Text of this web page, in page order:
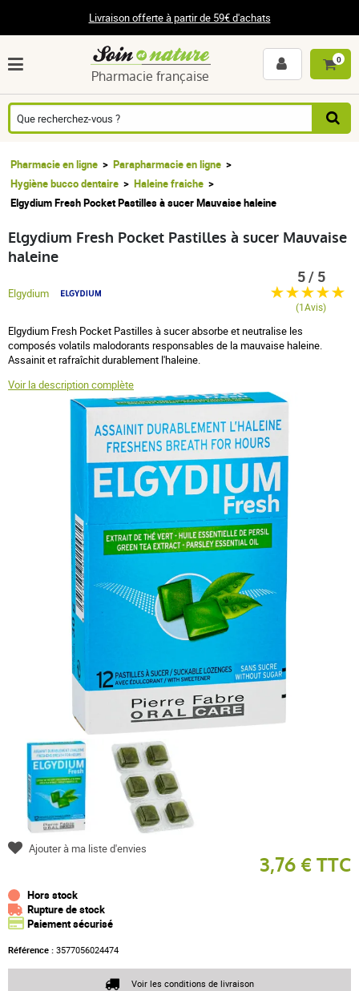
Livraison offerte à partir de 59€ d'achats
Pharmacie française
0
Pharmacie en ligne
Parapharmacie en ligne
Hygiène bucco dentaire
Haleine fraiche
Elgydium Fresh Pocket Pastilles à sucer Mauvaise haleine
Elgydium Fresh Pocket Pastilles à sucer Mauvaise
haleine
Elgydium
Elgydium Fresh Pocket Pastilles à sucer absorbe et neutralise les
composés volatils malodorants responsables de la mauvaise haleine.
Assainit et rafraîchit durablement l'haleine.
Voir la description complète
3,76 € TTC
Hors stock
Rupture de stock
Paiement sécurisé
Référence : 3577056024474
5 / 5
(1Avis)
Ajouter à ma liste d'envies
Voir les conditions de livraison